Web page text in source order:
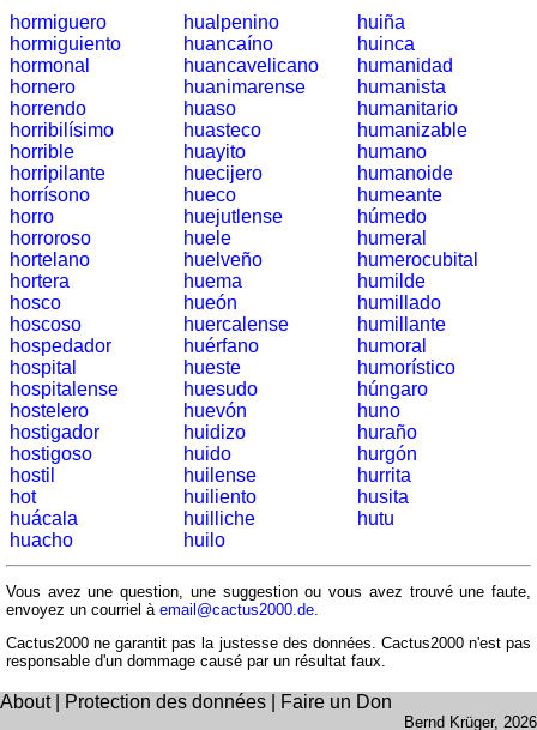
hormiguero
hormiguiento
hormonal
hornero
horrendo
horribilísimo
horrible
horripilante
horrísono
horro
horroroso
hortelano
hortera
hosco
hoscoso
hospedador
hospital
hospitalense
hostelero
hostigador
hostigoso
hostil
hot
huácala
huacho
hualpenino
huancaíno
huancavelicano
huanimarense
huaso
huasteco
huayito
huecijero
hueco
huejutlense
huele
huelveño
huema
hueón
huercalense
huérfano
hueste
huesudo
huevón
huidizo
huido
huilense
huiliento
huilliche
huilo
huiña
huinca
humanidad
humanista
humanitario
humanizable
humano
humanoide
humeante
húmedo
humeral
humerocubital
humilde
humillado
humillante
humoral
humorístico
húngaro
huno
huraño
hurgón
hurrita
husita
hutu
Vous avez une question, une suggestion ou vous avez trouvé une faute,
envoyez un courriel à email@cactus2000.de.
Cactus2000 ne garantit pas la justesse des données. Cactus2000 n'est pas
responsable d'un dommage causé par un résultat faux.
About| Protection des données Faire un Don
Bernd Krüger, 2026